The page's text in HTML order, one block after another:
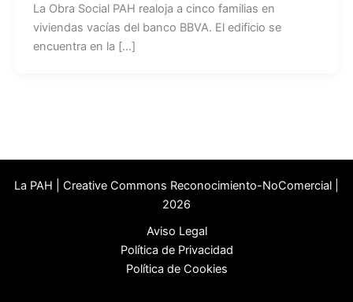
La Obra Social PAH realoja a cinco familias en
viviendas vacías del banco BBVA. El edificio se
encuentra en la […]
La PAH | Creative Commons Reconocimiento-NoComercial |
2026
Aviso Legal
Política de Privacidad
Política de Cookies